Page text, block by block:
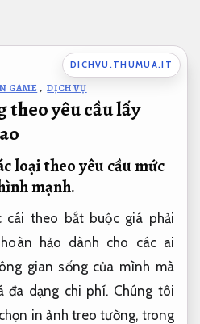
DICHVU.THUMUA.IT
GAME , DỊCH VỤ
theo yêu cầu lấy
loại theo yêu cầu mức
mạnh.
cái theo bắt buộc giá phải
hảo dành cho các ai
gian sống của mình mà
đa dạng chi phí. Chúng tôi
in ảnh treo tường, trong